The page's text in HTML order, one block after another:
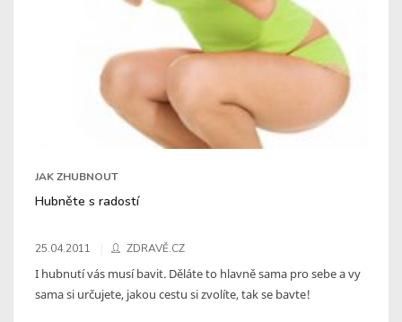
JAK ZHUBNOUT
Hubněte s radostí
25.04.2011 ZDRAVĚ.CZ
I hubnutí vás musí bavit. Děláte to hlavně sama pro sebe a vy
sama si určujete, jakou cestu si zvolíte, tak se bavte!